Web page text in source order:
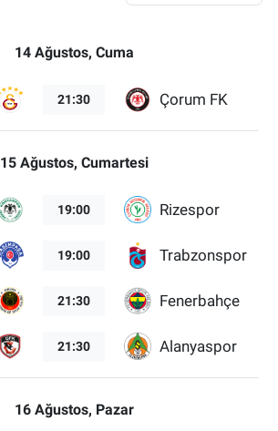
14 Ağustos, Cuma
21:30 Çorum FK
15 Ağustos, Cumartesi
19:00 Rizespor
19:00 Trabzonspor
21:30 Fenerbahçe
21:30 Alanyaspor
16 Ağustos, Pazar